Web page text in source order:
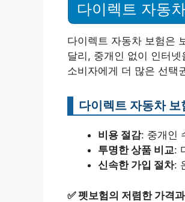
다이렉트 자동
다이렉트 자동차 보험은
달리, 중개인 없이 인터
소비자에게 더 많은 선택
다이렉트 자동차 보
비용 절감: 중개인
투명한 상품 비교:
신속한 가입 절차:
✅펫보험의 저렴한 가격